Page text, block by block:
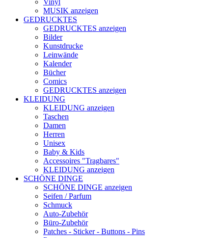
Vinyl
MUSIK anzeigen
GEDRUCKTES
GEDRUCKTES anzeigen
Bilder
Kunstdrucke
Leinwände
Kalender
Bücher
Comics
GEDRUCKTES anzeigen
KLEIDUNG
KLEIDUNG anzeigen
Taschen
Damen
Herren
Unisex
Baby & Kids
Accessoires "Tragbares"
KLEIDUNG anzeigen
SCHÖNE DINGE
SCHÖNE DINGE anzeigen
Seifen / Parfum
Schmuck
Auto-Zubehör
Büro-Zubehör
Patches - Sticker - Buttons - Pins